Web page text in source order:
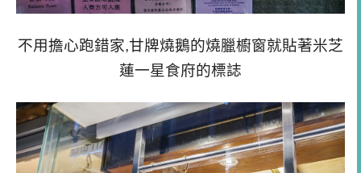
不用擔心跑錯家,甘牌燒鵝的燒臘櫥窗就貼著米芝
蓮一星食府的標誌